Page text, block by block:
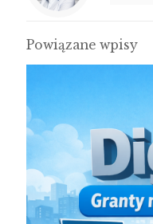
Powiązane wpisy